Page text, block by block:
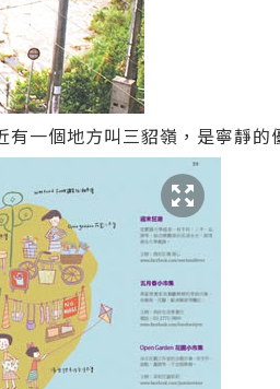
一個地方叫三貂嶺，是寧靜的